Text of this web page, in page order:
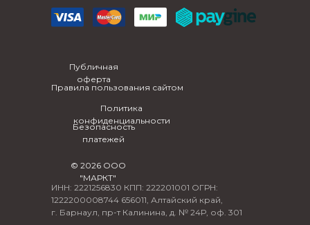
Публичная
оферта
Правила пользования сайтом
Политика
конфиденциальности
Безопасность
платежей
© 2026 ООО
"МАРКТ"
ИНН: 2221256830 КПП: 222201001 ОГРН:
1222200008744 656011, Алтайский край,
г. Барнаул, пр-т Калинина, д. № 24Р, оф. 301